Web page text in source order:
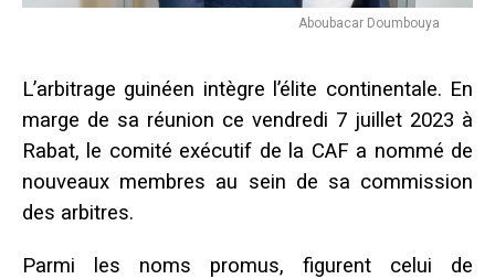
Aboubacar Doumbouya
L’arbitrage guinéen intègre l’élite continentale. En
marge de sa réunion ce vendredi 7 juillet 2023 à
Rabat, le comité exécutif de la CAF a nommé de
nouveaux membres au sein de sa commission
des arbitres.
Parmi les noms promus, figurent celui de